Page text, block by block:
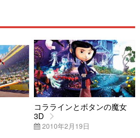
コララインとボタンの魔女
3D
2010年2月19日